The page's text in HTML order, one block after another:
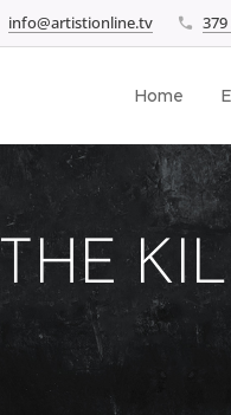
info@artistionline.tv 379
Home
THE